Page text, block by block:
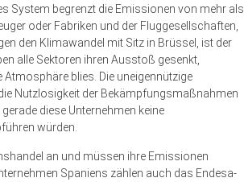
System begrenzt die Emissionen von mehr als
oder Fabriken und der Fluggesellschaften,
den Klimawandel mit Sitz in Brüssel, ist der
alle Sektoren ihren Ausstoß gesenkt,
blies. Die uneigennützige
Nutzlosigkeit der Bekämpfungsmaßnahmen
diese Unternehmen keine
würden.
an und müssen ihre Emissionen
Spaniens zählen auch das Endesa-